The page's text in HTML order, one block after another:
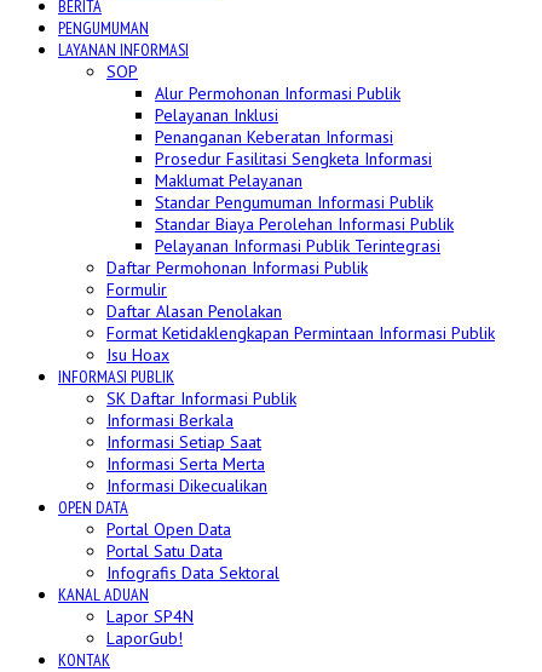
BERITA
PENGUMUMAN
LAYANAN INFORMASI
SOP
Alur Permohonan Informasi Publik
Pelayanan Inklusi
Penanganan Keberatan Informasi
Prosedur Fasilitasi Sengketa Informasi
Maklumat Pelayanan
Standar Pengumuman Informasi Publik
Standar Biaya Perolehan Informasi Publik
Pelayanan Informasi Publik Terintegrasi
Daftar Permohonan Informasi Publik
Formulir
Daftar Alasan Penolakan
Format Ketidaklengkapan Permintaan Informasi Publik
Isu Hoax
INFORMASI PUBLIK
SK Daftar Informasi Publik
Informasi Berkala
Informasi Setiap Saat
Informasi Serta Merta
Informasi Dikecualikan
OPEN DATA
Portal Open Data
Portal Satu Data
Infografis Data Sektoral
KANAL ADUAN
Lapor SP4N
LaporGub!
KONTAK